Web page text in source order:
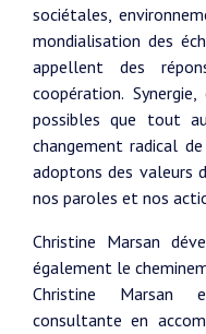
sociétales,
mondialisation des
appellent des
coopération.
possibles que tout
changement radical
adoptons des valeurs
nos paroles et nos
Christine Marsan
également le
Christine Marsan
consultante en